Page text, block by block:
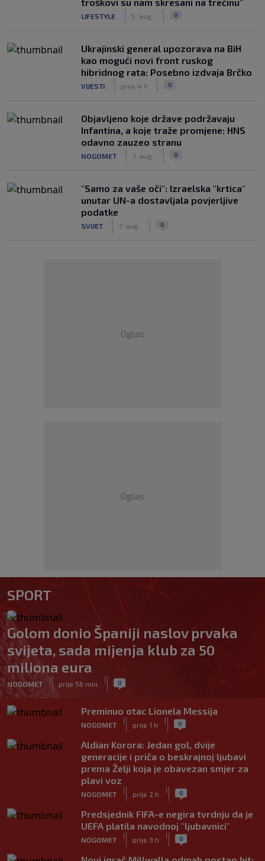
LIFESTYLE 5. aug. 0
Ukrajinski general upozorava na BiH
kao mogući novi front ruskog
hibridnog rata: Posebno izdvaja Brčko
VIJESTI prije 4 h 0
Objavljeno koje države podržavaju
Infantina, a koje traže promjene: HNS
odavno zauzeo stranu
NOGOMET 7. aug. 0
"Samo za vaše oči": Izraelska "krtica"
unutar UN-a dostavljala povjerljive
podatke
SVIJET 7. aug. 0
Oglas
Oglas
SPORT
Golom donio Španiji naslov prvaka
svijeta, sada mijenja klub za 50
miliona eura
NOGOMET
|
prije 56 min
| 0
Preminuo otac Lionela Messija
NOGOMET
|
prije 1 h
| 0
Aldian Korora: Jedan gol, dvije
generacije i priča o beskrajnoj ljubavi
prema Želji koja je obavezan smjer za
plavi voz
NOGOMET
|
prije 2 h
| 0
Predsjednik FIFA-e negira tvrdnju da je
UEFA platila navodnoj "ljubavnici"
NOGOMET
|
prije 3 h
| 0